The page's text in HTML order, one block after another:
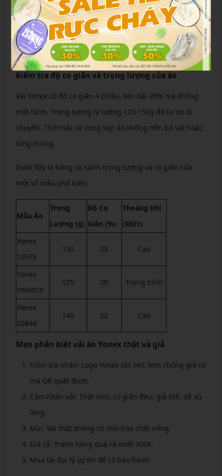
kiểm tra bằng cách vò nhẹ: vải tốt sẽ nhanh chóng trở lại
hình dạng ban đầu mà không nhăn. Thử thấm nước: giọt
nước phải lan ra và khô trong 5-10 giây. Lưới mesh ở
nách và lưng tăng thoáng khí lên 30%.
Kiểm tra độ co giãn và trọng lượng của áo
Vải Yonex có độ co giãn 4 chiều, kéo dài 20% mà không
mất form. Trọng lượng lý tưởng 120-150g để tự do di
chuyển. Thử mặc và vung tay: áo không nên bó sát hoặc
lùng thùng.
Dưới đây là bảng so sánh trọng lượng và co giãn của
một số mẫu phổ biến:
Mẫu Áo
Trọng
Lượng (g)
Độ Co
Giãn (%)
Thoáng Khí
(Mức)
Yonex
10576
130 25 Cao
Yonex
YW0019
125 20 Trung bình
Yonex
20844
140 22 Cao
Mẹo phân biệt vải áo Yonex thật và giả
Kiểm tra nhãn: Logo Yonex sắc nét, tem chống giả có
mã QR quét được.
Cảm nhận vải: Thật mịn, co giãn đều; giả thô, dễ xù
lông.
Mùi: Vải thật không có mùi hóa chất nồng.
Giá cả: Tránh hàng quá rẻ dưới 300k.
Mua tại đại lý uy tín để có bảo hành.